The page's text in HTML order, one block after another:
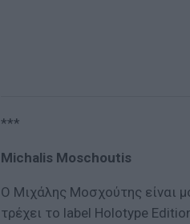
***
Michalis Moschoutis
Ο Μιχάλης Μοσχούτης είναι
τρέχει το label Holotype